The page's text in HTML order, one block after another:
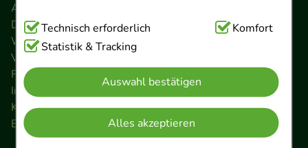
Technisch Notwendig:Hierbei handelt es sich um
Cookies, die für die Grundfunktionen unserer
Website notwendig sind (z.B. Navigation,
Warenkorb, Kundenkonto), weshalb auf diese nicht
verzichtet werden kann.
Komfort:Diese Cookies werden genutzt um das
Technisch erforderlich
Komfort
Statistik & Tracking
Auswahl bestätigen
Alles akzeptieren
AGB
Datenschutz
Widerrufsrecht
Versandkosten
FAQ
Impressum
Kontakt
Barrierefreiheitserklärung